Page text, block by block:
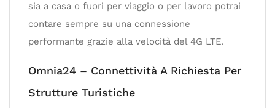
sia a casa o fuori per viaggio o per lavoro potrai
contare sempre su una connessione
performante grazie alla velocità del 4G LTE.
Omnia24 – Connettività A Richiesta Per
Strutture Turistiche